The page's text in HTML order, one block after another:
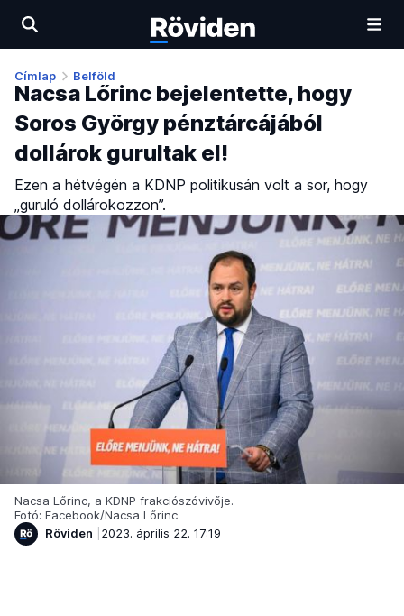
Címlap Belföld
Nacsa Lőrinc bejelentette, hogy
Soros György pénztárcájából
dollárok gurultak el!
Ezen a hétvégén a KDNP politikusán volt a sor, hogy
„guruló dollárokozzon”.
Nacsa Lőrinc, a KDNP frakciószóvivője.
Fotó: Facebook/Nacsa Lőrinc
Röviden
2023. április 22. 17:19